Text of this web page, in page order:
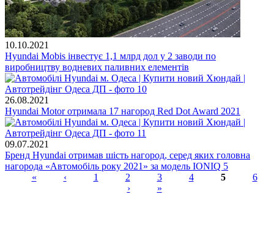
10.10.2021
Hyundai Mobis інвестує 1,1 млрд дол у 2 заводи по
виробництву водневих паливних елементів
26.08.2021
Hyundai Motor отримала 17 нагород Red Dot Award 2021
09.07.2021
Бренд Hyundai отримав шість нагород, серед яких головна
нагорода «Автомобіль року 2021» за модель IONIQ 5
« ‹ 1 2 3 4 5
6
›
»